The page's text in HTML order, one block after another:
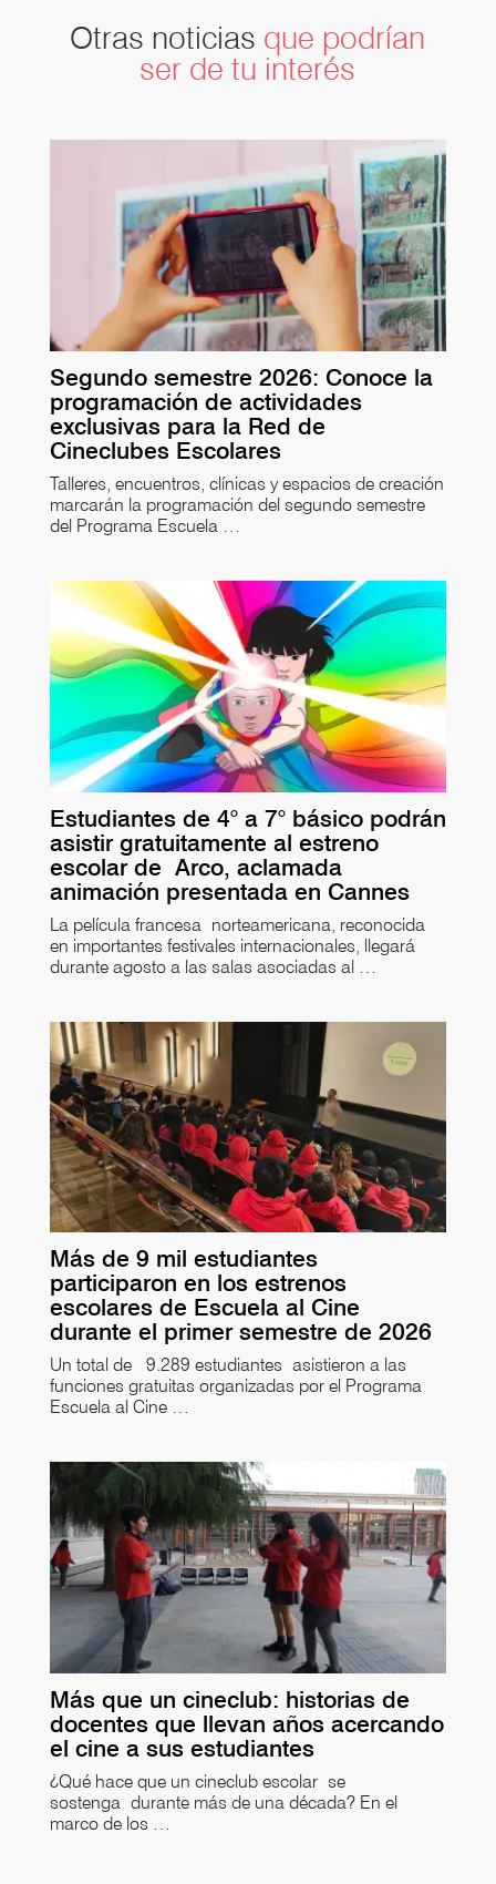
Otras noticias que podrían
ser de tu interés
Segundo semestre 2026: Conoce la
programación de actividades
exclusivas para la Red de
Cineclubes Escolares
Talleres, encuentros, clínicas y espacios de creación
marcarán la programación del segundo semestre
del Programa Escuela …
Estudiantes de 4° a 7° básico podrán
asistir gratuitamente al estreno
escolar de Arco, aclamada
animación presentada en Cannes
La película francesa norteamericana, reconocida
en importantes festivales internacionales, llegará
durante agosto a las salas asociadas al …
Más de 9 mil estudiantes
participaron en los estrenos
escolares de Escuela al Cine
durante el primer semestre de 2026
Un total de 9.289 estudiantes asistieron a las
funciones gratuitas organizadas por el Programa
Escuela al Cine …
Más que un cineclub: historias de
docentes que llevan años acercando
el cine a sus estudiantes
¿Qué hace que un cineclub escolar se
sostenga durante más de una década? En el
marco de los …